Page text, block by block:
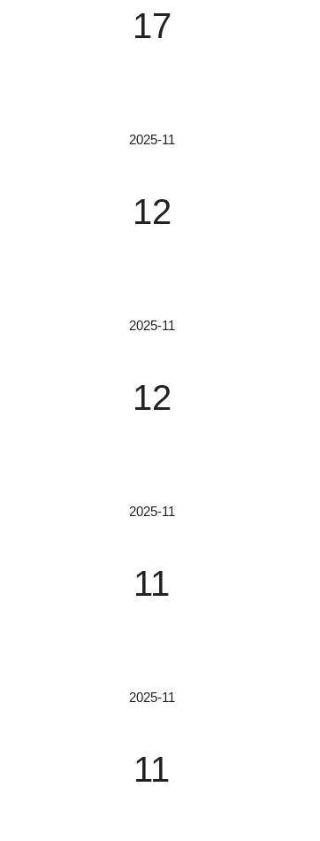
17
电动旋转滑台核心技术解析：从
工作原理电动旋转滑台的核心是
2025-11
12
高美女性爽视频国产免费APP相
型，不同类型在结构、性能和适
2025-11
12
国产光学仪器崛起：单色仪核心
过准直镜变成平行光，投射到色
2025-11
11
电动直线滑台：从基础认知到国
运动，配合导向部件（如导轨）
2025-11
11